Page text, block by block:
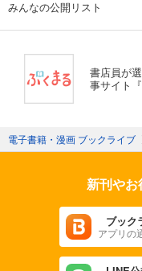
みんなの公開リスト
書店員が
事サイト
電子書籍・漫画 ブックライブ
新刊やお
ブック
アプリの